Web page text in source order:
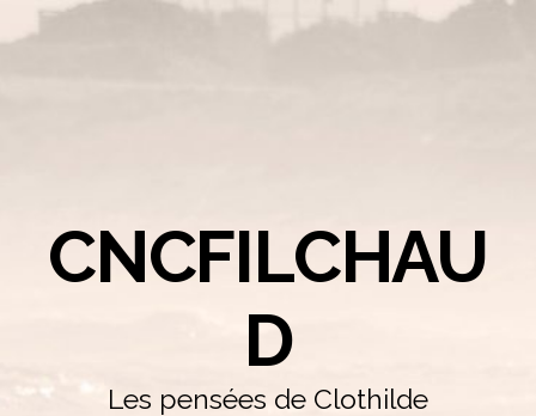
CNCFILCHAU
D
Les pensées de Clothilde